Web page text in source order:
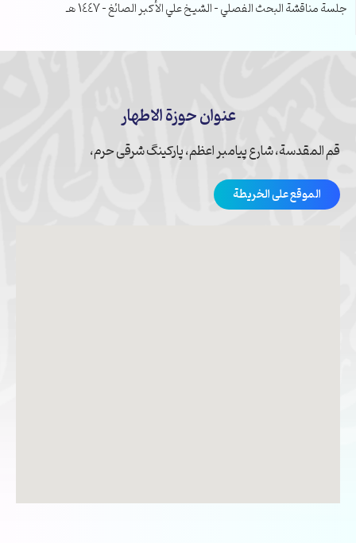
جلسة مناقشة البحث الفصلي – الشيخ علي الأكبر الصائغ – 1447 هـ
عنوان حوزة الاطهار
قم المقدسة، شارع پیامبر اعظم، پارکینگ شرقی حرم،
الموقع على الخريطة